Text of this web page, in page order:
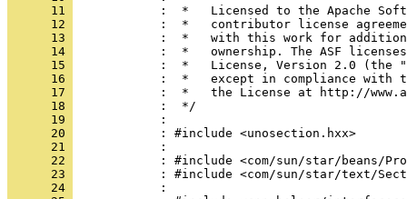
      11
      12
      13
      14
      15
      16
      17
      18
      19
      20
      21
      22
      23
      24